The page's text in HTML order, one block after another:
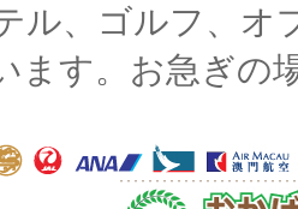
ル、ゴルフ、オ
ます。お急ぎの